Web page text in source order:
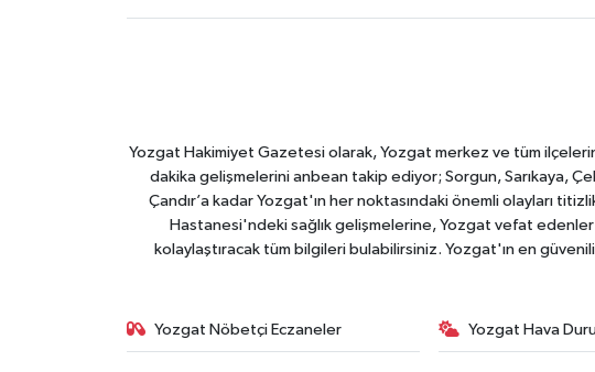
Yozgat Hakimiyet Gazetesi olarak, Yozgat merkez ve tüm
dakika gelişmelerini anbean takip ediyor; Sorgun, Sarıkaya,
Çandır’a kadar Yozgat'ın her noktasındaki önemli olayları
Hastanesi'ndeki sağlık gelişmelerine, Yozgat vefat edenler
kolaylaştıracak tüm bilgileri bulabilirsiniz. Yozgat'ın en
Yozgat Nöbetçi Eczaneler Yozgat Hava